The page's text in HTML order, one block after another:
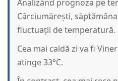
Analizând prognoza pe
Cârciumărești,
fluctuații de temperatură.
Cea mai caldă zi va fi
atinge 33°C.